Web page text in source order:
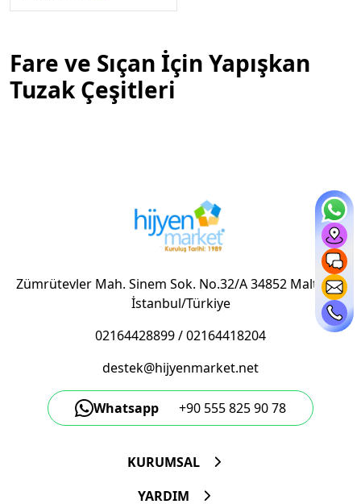
Fare ve Sıçan İçin Yapışkan
Tuzak Çeşitleri
Zümrütevler Mah. Sinem Sok. No.32/A 34852 Maltepe/
İstanbul/Türkiye
02164428899/02164418204
destek@hijyenmarket.net
Whatsapp +90 555 825 90 78
KURUMSAL
YARDIM